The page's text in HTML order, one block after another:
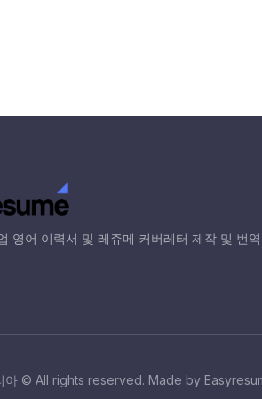
영어 이력서 및 레쥬메 커버레터 제작 및 번역
아 © All rights reserved. Made by